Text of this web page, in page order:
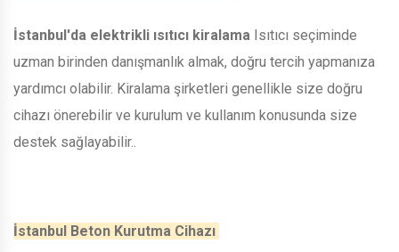
İstanbul'da elektrikli ısıtıcı kiralama Isıtıcı seçiminde
uzman birinden danışmanlık almak, doğru tercih yapmanıza
yardımcı olabilir. Kiralama şirketleri genellikle size doğru
cihazı önerebilir ve kurulum ve kullanım konusunda size
destek sağlayabilir..
İstanbul Beton Kurutma Cihazı